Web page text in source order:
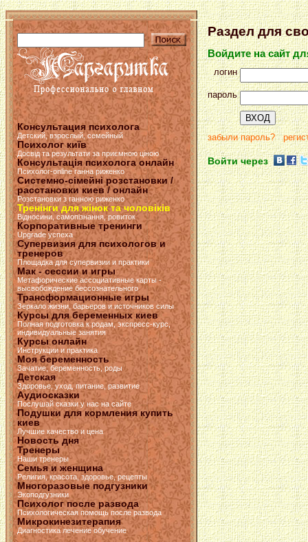
Консультация психолога
Детский, взрослый, семейный
Психолог київ
Досвід та результати за приємною ціною
Консультація психолога онлайн
Психолог-online ганна риженко
Системно-сімейні розстановки /
расстановки киев / онлайн
Розстановки з ганною риженко
Тренінги для жінок та чоловіків
Відносини, самопізнання, ровиток
Корпоративные тренинги
Upgrade успеха
Супервизия для психологов и
тренеров
Площадка для супервизии и практики
Мак - сессии и игры
Метафорические ассоциативные карты -
высвобождение бессознательного
Трансформационные игры
Зеркало жизни, барьеров и источников силы
Курсы для беременных киев
Полная подготовка к родам, экспресс-курс,
индивидуальные занятия
Курсы онлайн
Инструкции и практика
Моя беременность
Зачатие, беременность, роды
Детская
Здоровье, уход, питание, развитие
Аудиосказки
Послушай сказки у нас на сайте
Подушки для кормления купить
киев
Лучшие качество и цена
Новость дня
Тренеры
Наши тренеры
Семья и женщина
Религия, красота, здоровье, рецепты
Многоразовые подгузники
Экоподгузники
Психолог после развода
Психологическая помощь после развода
Микрокинезитерапия
Диагностика лечение обучение
Раздел для
Войдите на сайт
логин
пароль
забыли пароль?
Войти через